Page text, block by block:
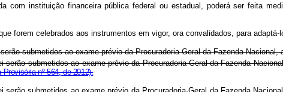
com instituição financeira pública federal ou estadual, poderá ser feita
forem celebrados aos instrumentos em vigor, ora convalidados, para
submetidos ao exame prévio da Procuradoria-Geral da Fazenda
submetidos ao exame prévio da Procuradoria-Geral da Fazenda
nº 564, de 2012).